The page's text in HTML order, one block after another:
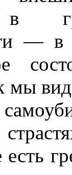
в
— в
мы
есть